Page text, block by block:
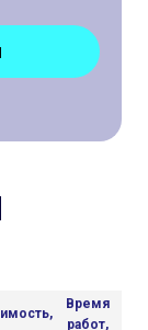
Время
работ,